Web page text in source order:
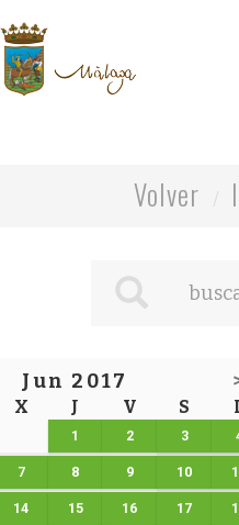
Volver
Jun 2017
X J V S
1 2 3
7 8 9 10
14 15 16 17